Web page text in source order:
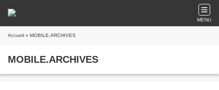
MENU
Accueil » MOBILE.ARCHIVES
MOBILE.ARCHIVES